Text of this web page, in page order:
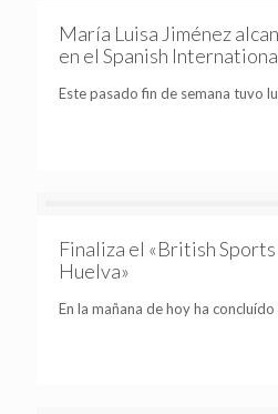
María Luisa Jiménez
en el Spanish
Este pasado fin de semana tuvo
Finaliza el «British Sports
Huelva»
En la mañana de hoy ha